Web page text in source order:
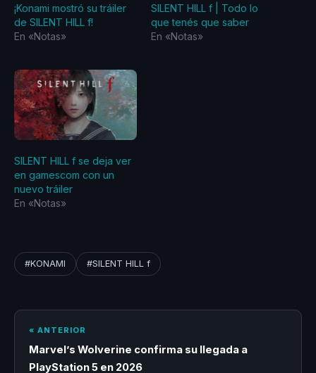
¡Konami mostró su tráiler
de SILENT HILL f!
En «Notas»
SILENT HILL f | Todo lo
que tenés que saber
En «Notas»
SILENT HILL f se deja ver
en gamescom con un
nuevo tráiler
En «Notas»
#KONAMI #SILENT HILL f
« ANTERIOR
Marvel’s Wolverine confirma su llegada a
PlayStation 5 en 2026